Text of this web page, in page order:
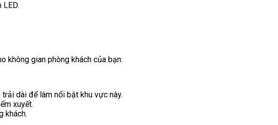
không gian phòng khách của bạn:
dài để làm nổi bật khu vực này.
xuyết.
khách.